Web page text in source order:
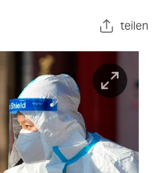
teilen